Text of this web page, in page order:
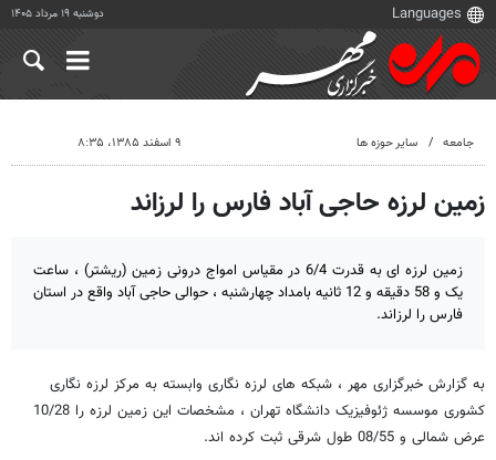
دوشنبه ۱۹ مرداد ۱۴۰۵
جامعه سایر حوزه ها ۹ اسفند ۱۳۸۵، ۸:۳۵
زمین لرزه حاجی آباد فارس را لرزاند
زمین لرزه ‌ای به قدرت 6/4 در مقیاس امواج درونی زمین (ریشتر) ، ساعت
یک و 58 دقیقه و 12 ثانیه بامداد چهارشنبه ، حوالی حاجی آباد واقع در استان
فارس را لرزاند.
به گزارش خبرگزاری مهر ، شبکه های لرزه نگاری وابسته به مرکز لرزه نگاری
کشوری موسسه ژئوفیزیک دانشگاه تهران ، مشخصات این زمین لرزه را 10/28
عرض شمالی و 08/55 طول شرقی ثبت کرده اند.